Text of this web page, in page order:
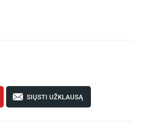
SIŲSTI UŽKLAUSĄ